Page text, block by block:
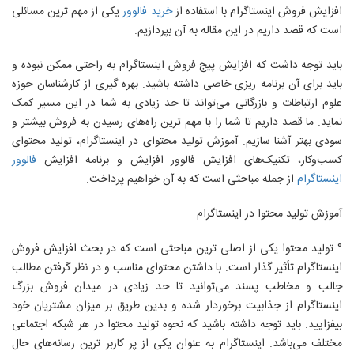
افزایش فروش اینستاگرام با استفاده ازخرید فالووریکی از مهم‌ ترین مسائلی
است که قصد داریم در این مقاله به آن بپردازیم.
باید توجه داشت که افزایش پیج فروش اینستاگرام به‌ راحتی ممکن نبوده و
باید برای آن برنامه‌ ریزی خاصی داشته باشید. بهره‌ گیری از کارشناسان حوزه
علوم ارتباطات و بازرگانی می‌تواند تا حد زیادی به شما در این مسیر کمک
نماید. ما قصد داریم تا شما را با مهم‌ ترین راه‌های رسیدن به فروش بیشتر و
سودی بهتر آشنا سازیم. آموزش تولید محتوای در اینستاگرام، تولید محتوای
کسب‌وکار، تکنیک‌های افزایش فالوور افزایش و برنامه افزایش فالوور
اینستاگرام از جمله مباحثی است که به آن خواهیم پرداخت.
آموزش تولید محتوا در اینستاگرام
° تولید محتوا یکی از اصلی‌ ترین مباحثی است که در بحث افزایش فروش
اینستاگرام تأثیر گذار است. با داشتن محتوای مناسب و در نظر گرفتن مطالب
جالب و مخاطب پسند می‌توانید تا حد زیادی در میدان فروش بزرگ
اینستاگرام از جذابیت برخوردار شده و بدین طریق بر میزان مشتریان خود
بیفزایید. باید توجه داشته باشید که نحوه تولید محتوا در هر شبکه اجتماعی
مختلف می‌باشد. اینستاگرام به‌ عنوان یکی از پر کاربر ترین رسانه‌های حال